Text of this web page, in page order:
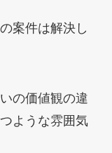
案件は解決し
の価値観の違
ような雰囲気